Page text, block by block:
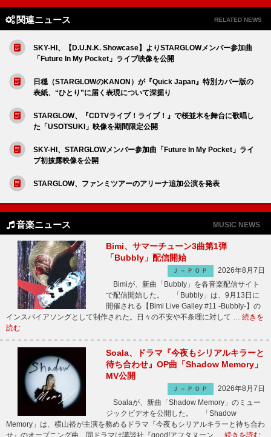
関連ニュース RELATED NEWS
SKY-HI、【D.U.N.K. Showcase】よりSTARGLOWメンバー参加曲
「Future In My Pocket」ライブ映像を公開
日穏（STARGLOWのKANON）が『Quick Japan』特別カバー版の
表紙、“ひとり”に届く表現について深掘り
STARGLOW、『CDTVライブ！ライブ！』で桜並木を舞台に歌唱し
た「USOTSUKI」映像を期間限定公開
SKY-HI、STARGLOWメンバー参加曲「Future In My Pocket」ライ
ブ初披露映像を公開
STARGLOW、ファンミツアーのアリーナ追加公演を発表
音楽ニュース MUSIC NEWS
Bimi、サマーチューン3曲第1弾
「Bubbly」配信開始
Ｊ－ＰＯＰ
2026年8月7日
Bimiが、新曲「Bubbly」を各音楽配信サイト
で配信開始した。 「Bubbly」は、9月13日に
開催される【Bimi Live Galley #11 -Bubbly-】の
インスパイアソングとして制作された。日々の不安や不条理に対して … 続きを
読む
Soala、ドラマ『今夜もシリアルキラーと
待ち合わせ』OP曲「Shadow Memory」
MV公開
Ｊ－ＰＯＰ
2026年8月7日
Soalaが、新曲「Shadow Memory」のミュー
ジックビデオを公開した。 「Shadow
Memory」は、横山裕が主演を務めるドラマ『今夜もシリアルキラーと待ち合わ
せ』のオープニング曲。同ドラマは講談社『good!アフタヌーン … 続きを読む